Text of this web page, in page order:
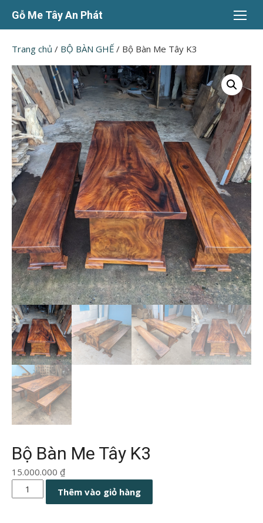
Chuyển
dung
Gỗ Me Tây An Phát
Trang chủ / BỘ BÀN GHẾ / Bộ Bàn Me Tây K3
Bộ Bàn Me Tây K3
15.000.000 ₫
Bàn
Thêm vào giỏ hàng